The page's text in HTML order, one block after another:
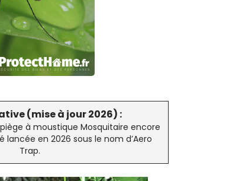
(mise à jour 2026) :
à moustique Mosquitaire encore
en 2026 sous le nom d’Aero
Trap.